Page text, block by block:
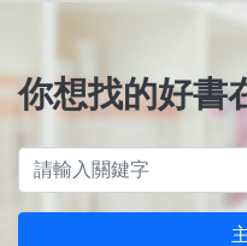
你想找的好書